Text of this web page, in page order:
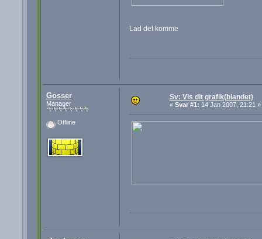
Lad det komme
Gosser
Manager
Offline
Sv: Vis dit grafik(blandet)
« Svar #1: 14 Jan 2007, 21:21 »